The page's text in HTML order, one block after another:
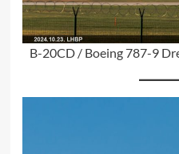
B-20CD / Boeing 787-9